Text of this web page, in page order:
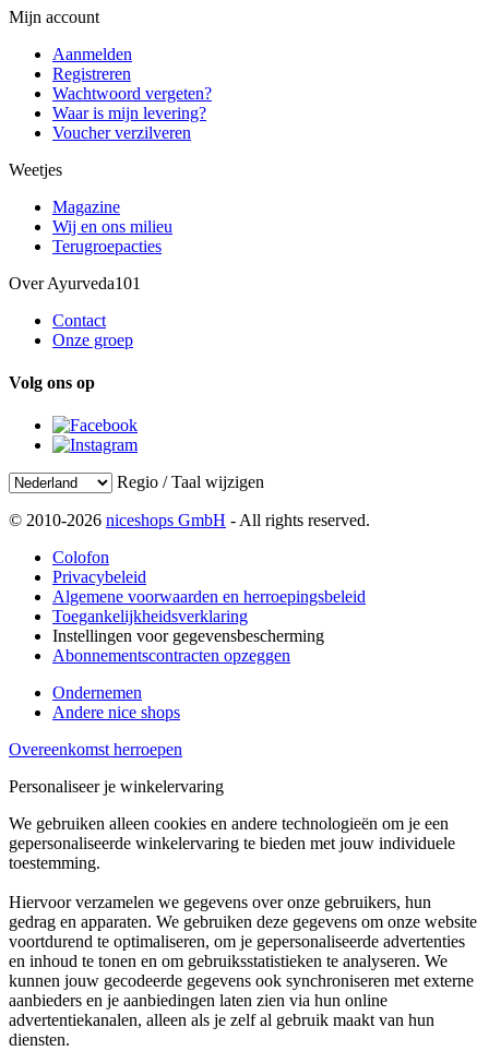
Mijn account
Aanmelden
Registreren
Wachtwoord vergeten?
Waar is mijn levering?
Voucher verzilveren
Weetjes
Magazine
Wij en ons milieu
Terugroepacties
Over Ayurveda101
Contact
Onze groep
Volg ons op
Regio / Taal wijzigen
© 2010-2026 niceshops GmbH - All rights reserved.
Colofon
Privacybeleid
Algemene voorwaarden en herroepingsbeleid
Toegankelijkheidsverklaring
Instellingen voor gegevensbescherming
Abonnementscontracten opzeggen
Ondernemen
Andere nice shops
Overeenkomst herroepen
Personaliseer je winkelervaring
We gebruiken alleen cookies en andere technologieën om je een
gepersonaliseerde winkelervaring te bieden met jouw individuele
toestemming.
Hiervoor verzamelen we gegevens over onze gebruikers, hun
gedrag en apparaten. We gebruiken deze gegevens om onze website
voortdurend te optimaliseren, om je gepersonaliseerde advertenties
en inhoud te tonen en om gebruiksstatistieken te analyseren. We
kunnen jouw gecodeerde gegevens ook synchroniseren met externe
aanbieders en je aanbiedingen laten zien via hun online
advertentiekanalen, alleen als je zelf al gebruik maakt van hun
diensten.